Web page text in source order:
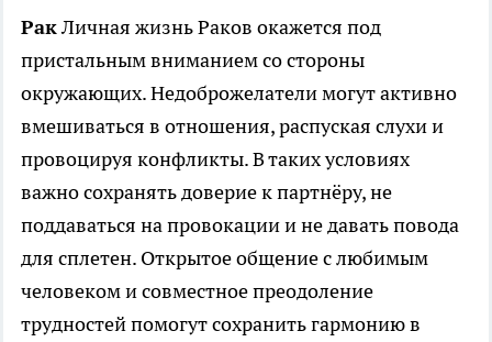
РакЛичная жизнь Раков окажется под
пристальным вниманием со стороны
окружающих. Недоброжелатели могут активно
вмешиваться в отношения, распуская слухи и
провоцируя конфликты. В таких условиях
важно сохранять доверие к партнёру, не
поддаваться на провокации и не давать повода
для сплетен. Открытое общение с любимым
человеком и совместное преодоление
трудностей помогут сохранить гармонию в